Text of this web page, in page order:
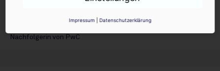
Bitburg: Finanz-Gf weg
Nachfolgerin von PwC
Impressum Datenschutzerklärung